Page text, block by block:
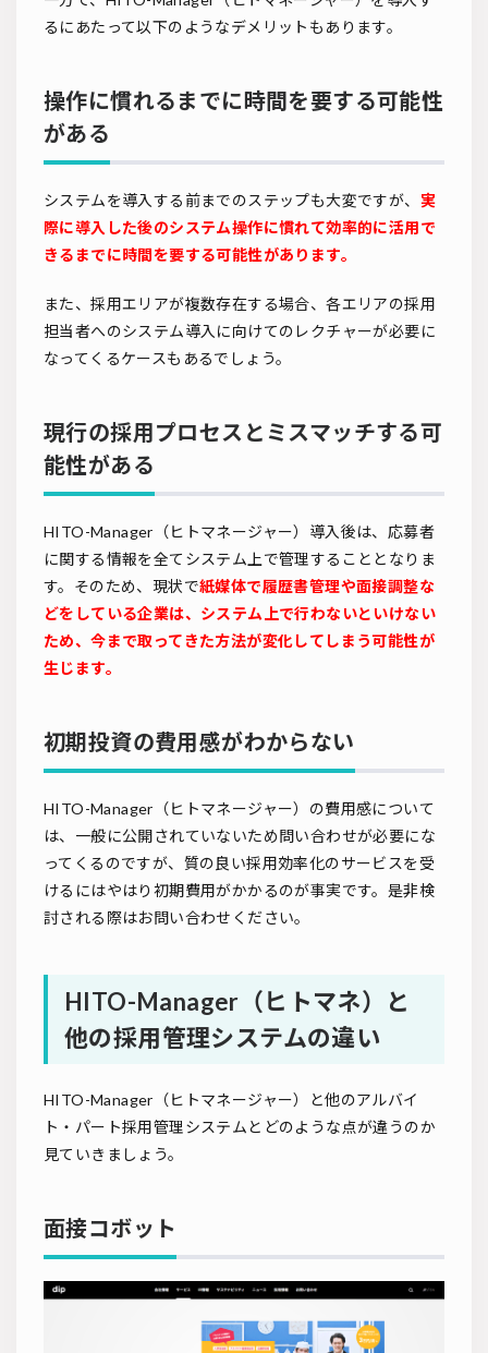
るにあたって以下のようなデメリットもあります。
操作に慣れるまでに時間を要する可能性
がある
システムを導入する前までのステップも大変ですが、 実
際に導入した後のシステム操作に慣れて効率的に活用で
きるまでに時間を要する可能性があります。
また、採用エリアが複数存在する場合、各エリアの採用
担当者へのシステム導入に向けてのレクチャーが必要に
なってくるケースもあるでしょう。
現行の採用プロセスとミスマッチする可
能性がある
HITO-Manager（ヒトマネージャー）導入後は、応募者
に関する情報を全てシステム上で管理することとなりま
す。そのため、現状で紙媒体で履歴書管理や面接調整な
どをしている企業は、システム上で行わないといけない
ため、今まで取ってきた方法が変化してしまう可能性が
生じます。
初期投資の費用感がわからない
HITO-Manager（ヒトマネージャー）の費用感について
は、一般に公開されていないため問い合わせが必要にな
ってくるのですが、質の良い採用効率化のサービスを受
けるにはやはり初期費用がかかるのが事実です。是非検
討される際はお問い合わせください。
HITO-Manager（ヒトマネ）と
他の採用管理システムの違い
HITO-Manager（ヒトマネージャー）と他のアルバイ
ト・パート採用管理システムとどのような点が違うのか
見ていきましょう。
面接コボット